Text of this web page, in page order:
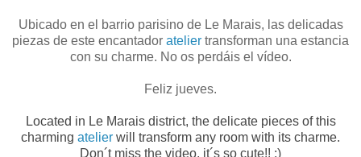
Ubicado en el barrio parisino de Le Marais, las delicadas
piezas de este encantador atelier transforman una estancia
con su charme. No os perdáis el vídeo.
Feliz jueves.
Located in Le Marais district, the delicate pieces of this
charming atelier will transform any room with its charme.
Don´t miss the video, it´s so cute!! :)